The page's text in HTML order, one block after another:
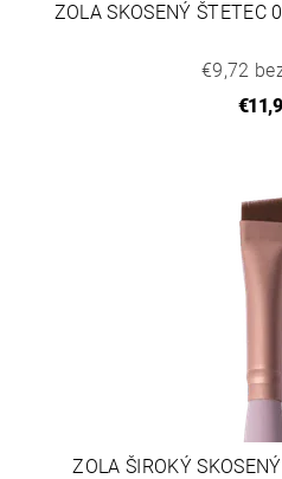
ZOLA SKOSENÝ ŠTETEC
€9,72
ZOLA ŠIROKÝ